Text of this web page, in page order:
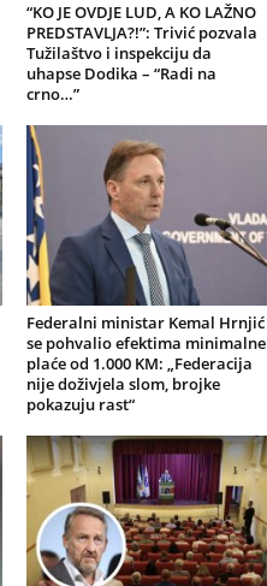
“KO JE OVDJE LUD, A KO LAŽNO
PREDSTAVLJA?!”: Trivić pozvala
Tužilaštvo i inspekciju da
uhapse Dodika – “Radi na
crno…”
Federalni ministar Kemal Hrnjić
se pohvalio efektima minimalne
plaće od 1.000 KM: „Federacija
nije doživjela slom, brojke
pokazuju rast“